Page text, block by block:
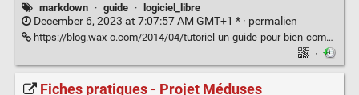
markdown · guide · logiciel_libre
December 6, 2023 at 7:07:57 AM GMT+1 * · permalien
https://blog.wax-o.com/2014/04/tutoriel-un-guide-pour-bien-commencer-avec-markdown/
·
Fiches pratiques - Projet Méduses